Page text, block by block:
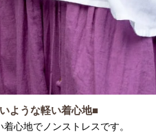
ような軽い着心地■
心地でノンストレスです。